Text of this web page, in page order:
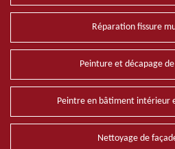
Réparation fissure
Peinture et décapage
Peintre en bâtiment intérieur
Nettoyage de